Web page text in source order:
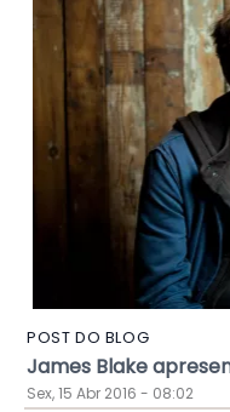
POST DO BLOG
James Blake
Sex, 15 Abr 2016 - 08:02